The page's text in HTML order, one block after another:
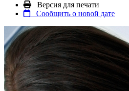
Версия для печати
Сообщить о новой дате